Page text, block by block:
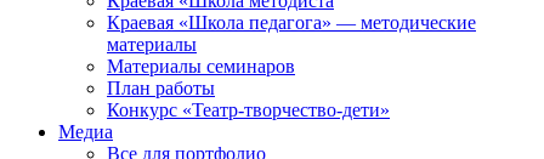
Краевая «Школа педагога» — методические
материалы
Материалы семинаров
План работы
Конкурс «Театр-творчество-дети»
Медиа
Все для портфолио